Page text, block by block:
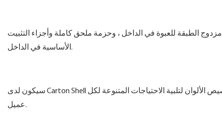
الطبقة للعبوة في الداخل ، وحزمة ملحق كاملة وأجزاء التثبيت
الأساسية في الداخل.
سيكون لدى Carton Shell شعار جهاز معين ، ويمكن أيضًا تخصيصه. يمكن للآلة الداخلية الحصول على شعار وتخصيص الألوان لتلبية الاحتياجات المتنوعة لكل
عميل.